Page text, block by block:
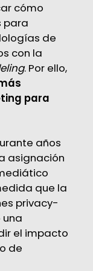
cómo
para
de
con la
. Por ello,
para
años
asignación
que la
privacy-
una
el impacto
de